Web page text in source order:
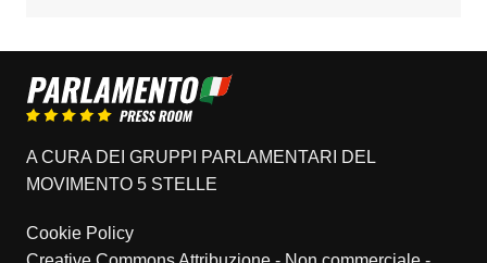
A CURA DEI GRUPPI PARLAMENTARI DEL
MOVIMENTO 5 STELLE
Cookie Policy